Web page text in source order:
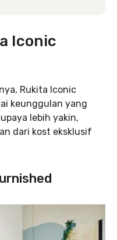
Iconic
Rukita Iconic
keunggulan yang
lebih yakin,
dari kost eksklusif